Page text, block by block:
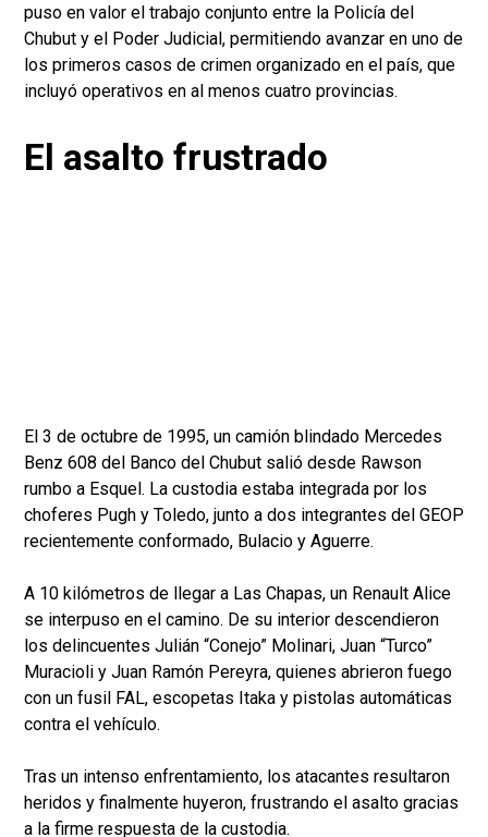
puso en valor el trabajo conjunto entre la Policía del
Chubut y el Poder Judicial, permitiendo avanzar en uno de
los primeros casos de crimen organizado en el país, que
incluyó operativos en al menos cuatro provincias.
El asalto frustrado
El 3 de octubre de 1995, un camión blindado Mercedes
Benz 608 del Banco del Chubut salió desde Rawson
rumbo a Esquel. La custodia estaba integrada por los
choferes Pugh y Toledo, junto a dos integrantes del GEOP
recientemente conformado, Bulacio y Aguerre.
A 10 kilómetros de llegar a Las Chapas, un Renault Alice
se interpuso en el camino. De su interior descendieron
los delincuentes Julián “Conejo” Molinari, Juan “Turco”
Muracioli y Juan Ramón Pereyra, quienes abrieron fuego
con un fusil FAL, escopetas Itaka y pistolas automáticas
contra el vehículo.
Tras un intenso enfrentamiento, los atacantes resultaron
heridos y finalmente huyeron, frustrando el asalto gracias
a la firme respuesta de la custodia.